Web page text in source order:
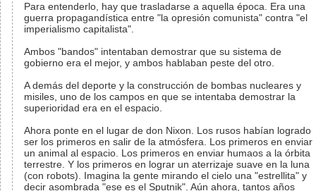
Para entenderlo, hay que trasladarse a aquella época. Era una
guerra propagandística entre "la opresión comunista" contra "el
imperialismo capitalista".
Ambos "bandos" intentaban demostrar que su sistema de
gobierno era el mejor, y ambos hablaban peste del otro.
A demás del deporte y la construcción de bombas nucleares y
misiles, uno de los campos en que se intentaba demostrar la
superioridad era en el espacio.
Ahora ponte en el lugar de don Nixon. Los rusos habían logrado
ser los primeros en salir de la atmósfera. Los primeros en enviar
un animal al espacio. Los primeros en enviar humaos a la órbita
terrestre. Y los primeros en lograr un aterrizaje suave en la luna
(con robots). Imagina la gente mirando el cielo una "estrellita" y
decir asombrada "ese es el Sputnik". Aún ahora, tantos años